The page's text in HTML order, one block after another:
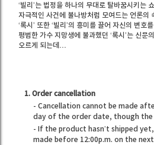
‘빌리’는 법정을 하나의 무대로 탈바꿈시키는
자극적인 사건에 불나방처럼 모여드는 언론의
‘록시’ 또한 ‘빌리’의 흥미를 끌어 자신의 변호
평범한 가수 지망생에 불과했던 ‘록시’는 신문
오르게 되는데…
1. Order cancellation
- Cancellation cannot be made
day of the order date, though the
- If the product hasn’t shipped
made before 12:00p.m. on the